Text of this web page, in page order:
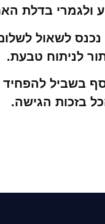
ולגמרי בדלת
לשאול
לניתוח טבעת.
בשביל להפחיד
בזכות הגישה.